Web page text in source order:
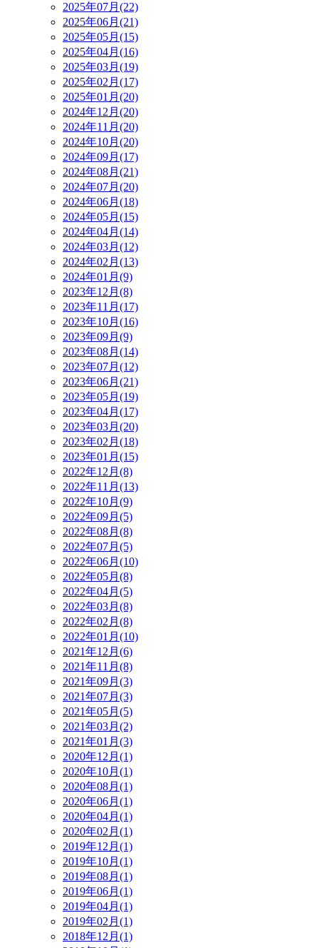
2025年07月(22)
2025年06月(21)
2025年05月(15)
2025年04月(16)
2025年03月(19)
2025年02月(17)
2025年01月(20)
2024年12月(20)
2024年11月(20)
2024年10月(20)
2024年09月(17)
2024年08月(21)
2024年07月(20)
2024年06月(18)
2024年05月(15)
2024年04月(14)
2024年03月(12)
2024年02月(13)
2024年01月(9)
2023年12月(8)
2023年11月(17)
2023年10月(16)
2023年09月(9)
2023年08月(14)
2023年07月(12)
2023年06月(21)
2023年05月(19)
2023年04月(17)
2023年03月(20)
2023年02月(18)
2023年01月(15)
2022年12月(8)
2022年11月(13)
2022年10月(9)
2022年09月(5)
2022年08月(8)
2022年07月(5)
2022年06月(10)
2022年05月(8)
2022年04月(5)
2022年03月(8)
2022年02月(8)
2022年01月(10)
2021年12月(6)
2021年11月(8)
2021年09月(3)
2021年07月(3)
2021年05月(5)
2021年03月(2)
2021年01月(3)
2020年12月(1)
2020年10月(1)
2020年08月(1)
2020年06月(1)
2020年04月(1)
2020年02月(1)
2019年12月(1)
2019年10月(1)
2019年08月(1)
2019年06月(1)
2019年04月(1)
2019年02月(1)
2018年12月(1)